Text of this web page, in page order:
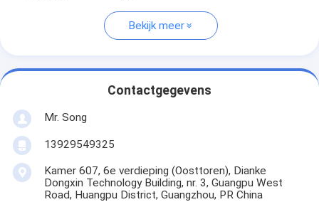
Bekijk meer
Contactgegevens
Mr. Song
13929549325
Kamer 607, 6e verdieping (Oosttoren), Dianke
Dongxin Technology Building, nr. 3, Guangpu West
Road, Huangpu District, Guangzhou, PR China